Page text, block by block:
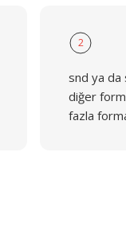
2
snd ya da
diğer
fazla